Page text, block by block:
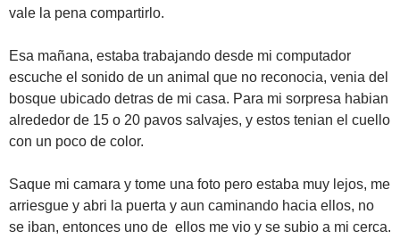
vale la pena compartirlo.
Esa mañana, estaba trabajando desde mi computador
escuche el sonido de un animal que no reconocia, venia del
bosque ubicado detras de mi casa. Para mi sorpresa habian
alrededor de 15 o 20 pavos salvajes, y estos tenian el cuello
con un poco de color.
Saque mi camara y tome una foto pero estaba muy lejos, me
arriesgue y abri la puerta y aun caminando hacia ellos, no
se iban, entonces uno de ellos me vio y se subio a mi cerca.